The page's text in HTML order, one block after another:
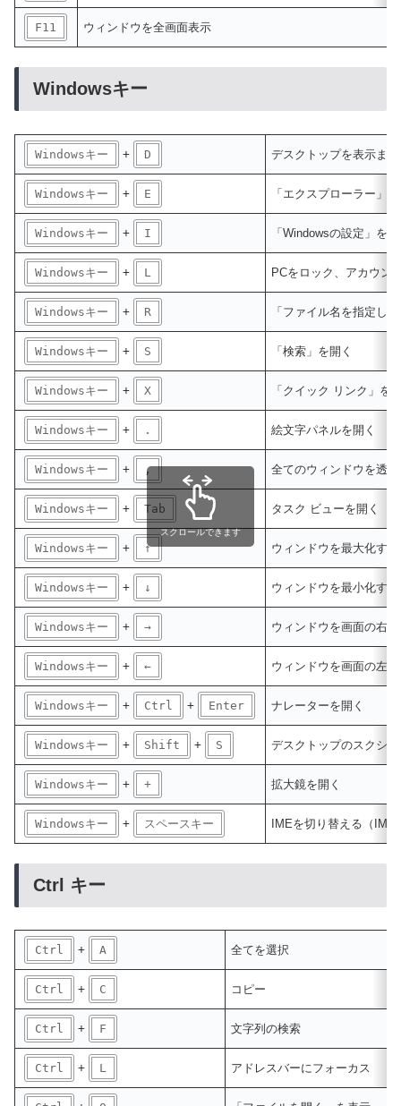
F11 ウィンドウを全画面表示
Windowsキー
Windowsキー + D デスクトップを表示ま
Windowsキー + E 「エクスプローラー」
Windowsキー + I 「Windowsの設定」を
Windowsキー + L PCをロック、アカウン
Windowsキー + R 「ファイル名を指定し
Windowsキー + S 「検索」を開く
Windowsキー + X 「クイック リンク」を
Windowsキー + . 絵文字パネルを開く
Windowsキー + , 全てのウィンドウを透
Windowsキー + Tab タスク ビューを開く
Windowsキー + ↑ ウィンドウを最大化する
Windowsキー + ↓ ウィンドウを最小化する
Windowsキー + → ウィンドウを画面の右
Windowsキー + ← ウィンドウを画面の左
Windowsキー + Ctrl + Enter ナレーターを開く
Windowsキー + Shift + S デスクトップのスクシ
Windowsキー + + 拡大鏡を開く
Windowsキー + スペースキー IMEを切り替える（IME
スクロールできます
Ctrl キー
Ctrl + A 全てを選択
Ctrl + C コピー
Ctrl + F 文字列の検索
Ctrl + L アドレスバーにフォーカス